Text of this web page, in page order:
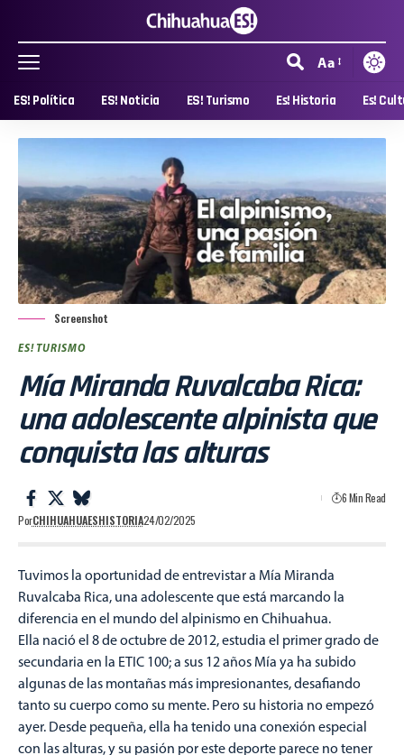
Aa
ES! Política ES! Noticia ES! Turismo Es! Historia Es!
Screenshot
ES! TURISMO
Mía Miranda Ruvalcaba Rica:
una adolescente alpinista que
conquista las alturas
PorCHIHUAHUAESHISTORIA24/02/2025
6 Min Read
Tuvimos la oportunidad de entrevistar a Mía Miranda
Ruvalcaba Rica, una adolescente que está marcando la
diferencia en el mundo del alpinismo en Chihuahua.
Ella nació el 8 de octubre de 2012, estudia el primer grado de
secundaria en la ETIC 100; a sus 12 años Mía ya ha subido
algunas de las montañas más impresionantes, desafiando
tanto su cuerpo como su mente. Pero su historia no empezó
ayer. Desde pequeña, ella ha tenido una conexión especial
con las alturas, y su pasión por este deporte parece no tener